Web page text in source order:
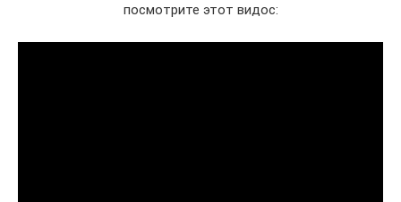
посмотрите этот видос: